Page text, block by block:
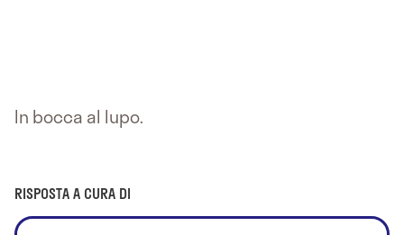
In bocca al lupo.
RISPOSTA A CURA DI